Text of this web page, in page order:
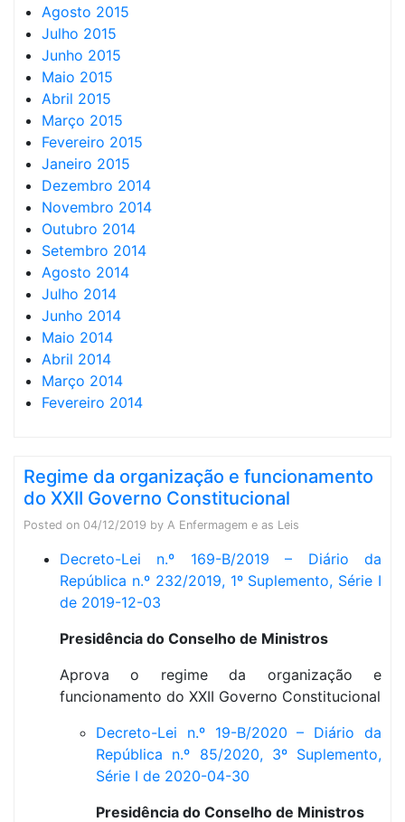
Agosto 2015
Julho 2015
Junho 2015
Maio 2015
Abril 2015
Março 2015
Fevereiro 2015
Janeiro 2015
Dezembro 2014
Novembro 2014
Outubro 2014
Setembro 2014
Agosto 2014
Julho 2014
Junho 2014
Maio 2014
Abril 2014
Março 2014
Fevereiro 2014
Regime da organização e funcionamento
do XXII Governo Constitucional
Posted on 04/12/2019 by A Enfermagem e as Leis
Decreto-Lei n.º 169-B/2019 – Diário da
República n.º 232/2019, 1º Suplemento, Série I
de 2019-12-03
Presidência do Conselho de Ministros
Aprova o regime da organização e
funcionamento do XXII Governo Constitucional
Decreto-Lei n.º 19-B/2020 – Diário da
República n.º 85/2020, 3º Suplemento,
Série I de 2020-04-30
Presidência do Conselho de Ministros